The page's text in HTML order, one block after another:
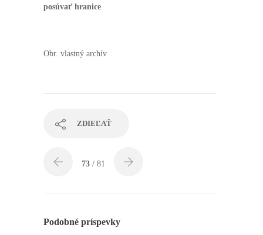
posúvať hranice
Obr. vlastný archív
ZDIEĽAŤ
73 / 81
Podobné príspevky